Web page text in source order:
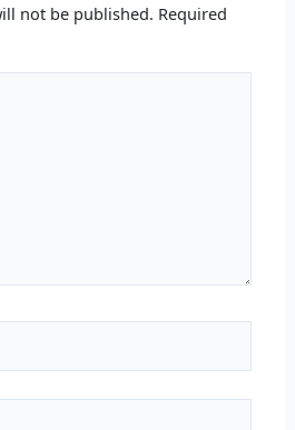
not be published. Required